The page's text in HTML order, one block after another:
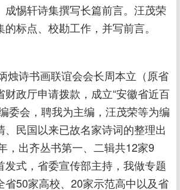
成惕轩诗集撰写长篇前言。汪茂荣
标点、校勘工作，并写前言。
烛诗书画联谊会会长周本立（原省
财政厅申请拨款，成立“安徽省近百
委会，聘我为主编，汪茂荣等为编
、民国以来已故名家诗词的整理出
，出齐丛书第一、二辑共12家9
发式，省委宣传部主持，我做专题
省50家高校、20家示范高中以及省